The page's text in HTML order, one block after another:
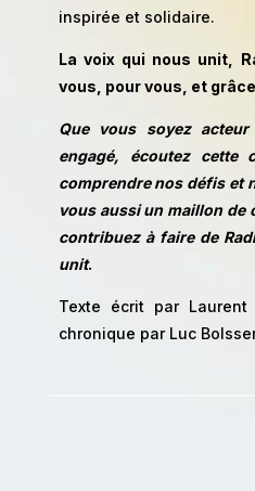
inspirée et solidaire.
La voix qui nous unit,
vous, pour vous, et
Que vous soyez
engagé, écoutez cette
comprendre nos défis et
vous aussi un maillon de
contribuez à faire de
unit.
Texte écrit par Laurent
chronique par Luc